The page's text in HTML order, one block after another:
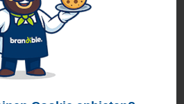
Qualitätscheck
Mehr erfahren